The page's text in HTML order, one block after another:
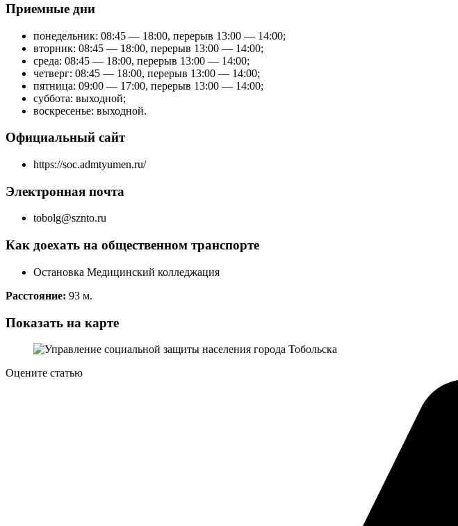
Приемные дни
понедельник: 08:45 — 18:00, перерыв 13:00 — 14:00;
вторник: 08:45 — 18:00, перерыв 13:00 — 14:00;
среда: 08:45 — 18:00, перерыв 13:00 — 14:00;
четверг: 08:45 — 18:00, перерыв 13:00 — 14:00;
пятница: 09:00 — 17:00, перерыв 13:00 — 14:00;
суббота: выходной;
воскресенье: выходной.
Официальный сайт
https://soc.admtyumen.ru/
Электронная почта
tobolg@sznto.ru
Как доехать на общественном транспорте
Остановка Медицинский колледжация
Расстояние: 93 м.
Показать на карте
Оцените статью